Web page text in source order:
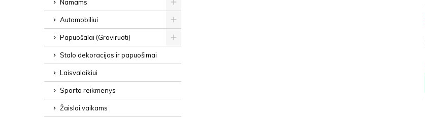
Namams
Automobiliui
Papuošalai (Graviruoti)
Stalo dekoracijos ir papuošimai
Laisvalaikiui
Sporto reikmenys
Žaislai vaikams